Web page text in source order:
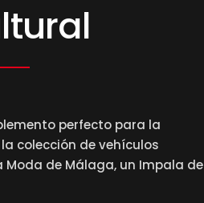
perfecto para la
colección de vehículos
Moda de Málaga, un Impala de